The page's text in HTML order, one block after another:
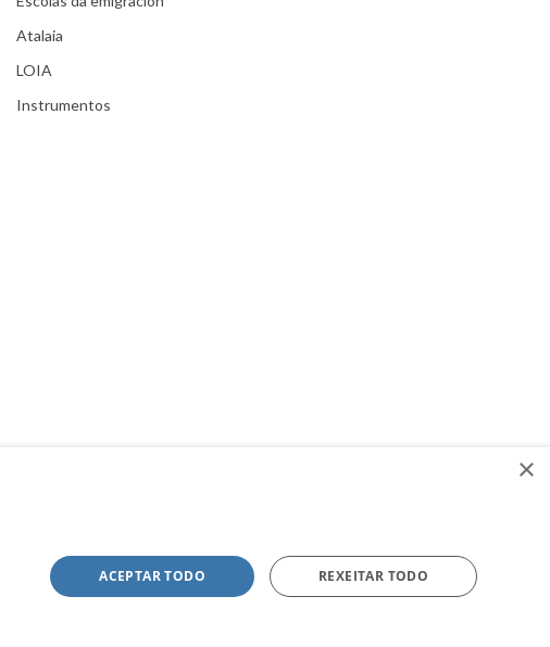
Atalaia
LOIA
Instrumentos
×
ACEPTAR TODO REXEITAR TODO